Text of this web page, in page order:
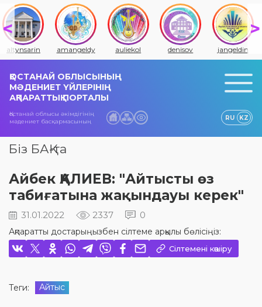
altynsarin amangeldy auliekol denisov jangeldin
ҚОСТАНАЙ ОБЛЫСЫНЫҢ
МӘДЕНИЕТ ҮЙЛЕРІНІҢ
АҚПАРАТТЫҚ ПОРТАЛЫ
Қостанай облысы әкімдігінің
мәдениет басқармасының
RU KZ
Біз БАҚ-та
Айбек ҚАЛИЕВ: "Айтысты өз
табиғатына жақындауы керек"
31.01.2022 2337 0
Ақпаратты достарыңызбен сілтеме арқылы бөлісіңіз:
Сілтемені көшіру
Теги: Айтыс